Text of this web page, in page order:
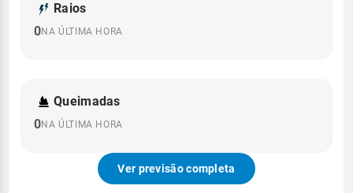
Raios
0NA ÚLTIMA HORA
Queimadas
0NA ÚLTIMA HORA
Ver previsão completa